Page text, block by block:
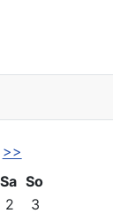
>>
Sa So
2
3